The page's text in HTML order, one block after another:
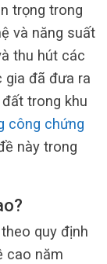
trọng trong
và năng suất
thu hút các
gia đã đưa ra
trong khu
công chứng
này trong
quy định
cao năm